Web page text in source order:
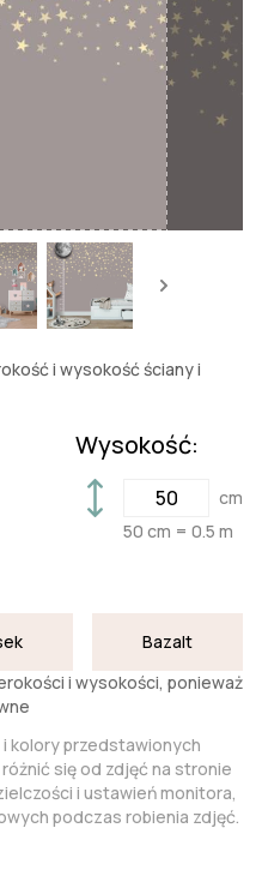
i wysokość ściany i
Wysokość:
cm
50 cm = 0.5 m
Bazalt
i wysokości, ponieważ
i kolory przedstawionych
się od zdjęć na stronie
i ustawień monitora,
podczas robienia zdjęć.